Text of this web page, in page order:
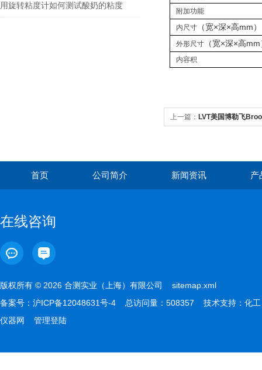
用旋转粘度计如何测试酸奶的粘度
附加功能
内尺寸 （宽×深×高mm）
外形尺寸 （宽×深×高
内容积
上一篇： LVT美国博勒飞
首页 公司简介 新闻资讯 产
在线咨询
版权所有 © 2026 合测实业（上海）有限公司 sitemap.xml
备案号： 沪ICP备12048631号-4 总访问量：508357 技术支持： 化工
仪器网
管理登陆